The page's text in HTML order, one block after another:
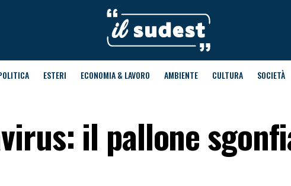
ESTERI ECONOMIA & LAVORO AMBIENTE CULTURA SOCIETÀ
il pallone